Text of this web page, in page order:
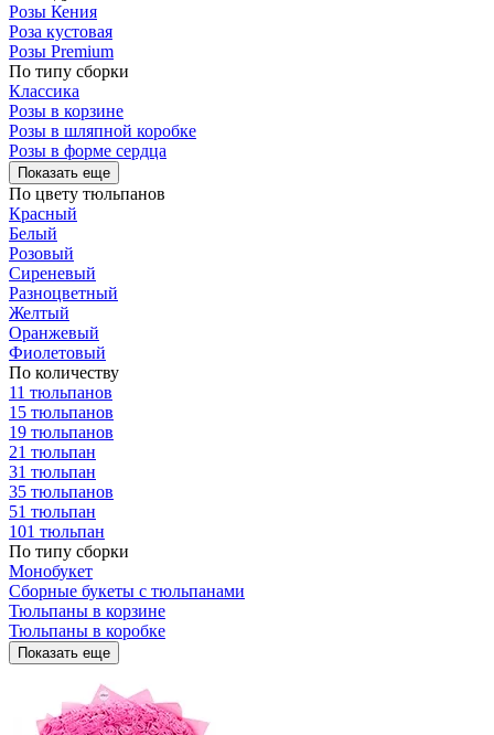
Розы Кения
Роза кустовая
Розы Premium
По типу сборки
Классика
Розы в корзине
Розы в шляпной коробке
Розы в форме сердца
Показать еще
По цвету тюльпанов
Красный
Белый
Розовый
Сиреневый
Разноцветный
Желтый
Оранжевый
Фиолетовый
По количеству
11 тюльпанов
15 тюльпанов
19 тюльпанов
21 тюльпан
31 тюльпан
35 тюльпанов
51 тюльпан
101 тюльпан
По типу сборки
Монобукет
Сборные букеты с тюльпанами
Тюльпаны в корзине
Тюльпаны в коробке
Показать еще